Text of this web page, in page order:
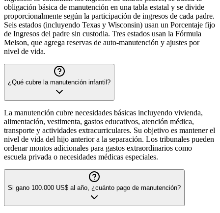
obligación básica de manutención en una tabla estatal y se divide
proporcionalmente según la participación de ingresos de cada padre.
Seis estados (incluyendo Texas y Wisconsin) usan un Porcentaje fijo
de Ingresos del padre sin custodia. Tres estados usan la Fórmula
Melson, que agrega reservas de auto-manutención y ajustes por
nivel de vida.
¿Qué cubre la manutención infantil?
La manutención cubre necesidades básicas incluyendo vivienda,
alimentación, vestimenta, gastos educativos, atención médica,
transporte y actividades extracurriculares. Su objetivo es mantener el
nivel de vida del hijo anterior a la separación. Los tribunales pueden
ordenar montos adicionales para gastos extraordinarios como
escuela privada o necesidades médicas especiales.
Si gano 100.000 US$ al año, ¿cuánto pago de manutención?